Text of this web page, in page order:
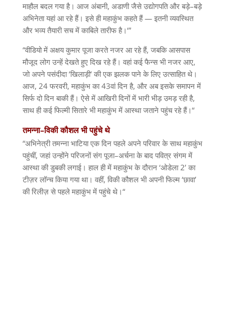
माहौल बदल गया है। आज अंबानी, अडाणी जैसे उद्योगपति और बड़े–बड़े
अभिनेता यहां आ रहे हैं। इसे ही महाकुंभ कहते हैं— इतनी व्यवस्थित
और भव्य तैयारी सच में काबिले तारीफ है।‘”
“वीडियो में अक्षय कुमार पूजा करते नजर आ रहे हैं, जबकि आसपास
मौजूद लोग उन्हें देखते हुए दिख रहे हैं। वहां कई फैन्स भी नजर आए,
जो अपने पसंदीदा‘खिलाड़ी‘ की एक झलक पाने के लिए उत्साहित थे।
आज, 24 फरवरी, महाकुंभ का43वां दिन है, और अब इसके समापन में
सिर्फ दो दिन बाकी हैं। ऐसे में आखिरी दिनों में भारी भीड़ उमड़ रही है,
साथ ही कई फिल्मी सितारे भी महाकुंभ में आस्था जताने पहुंच रहे हैं।“
तमन्ना–विकीकौशलभीपहुंचेथे
“अभिनेत्री तमन्ना भाटिया एक दिन पहले अपने परिवार के साथ महाकुंभ
पहुंचीं, जहां उन्होंने परिजनों संग पूजा–अर्चना के बाद पवित्र संगम में
आस्था की डुबकी लगाई। हाल ही में महाकुंभ के दौरान‘ओडेला2’ का
टीज़र लॉन्च किया गया था। वहीं, विकी कौशल भी अपनी फिल्म‘छावा’
की रिलीज़ से पहले महाकुंभ में पहुंचे थे।“